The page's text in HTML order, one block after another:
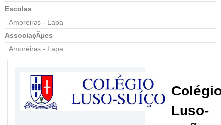
Escolas
Amoreiras - Lapa
AssociaçÃµes
Amoreiras - Lapa
Luso-